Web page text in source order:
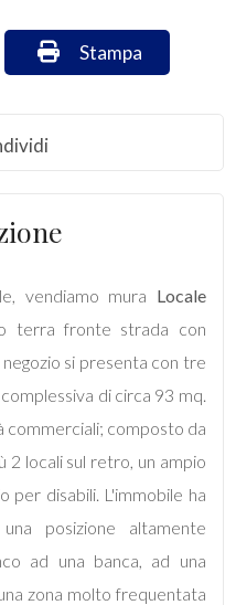
3042 Stampa: Cod. VA/
Stampa
vendiamo mura Locale
terra fronte strada con
si presenta con tre
di circa 93 mq.
composto da
2 locali sul retro, un ampio
per disabili. L'immobile ha
posizione altamente
ad una banca, ad una
zona molto frequentata